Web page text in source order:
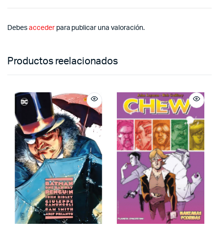
Debes accederpara publicar una valoración.
Productos reelacionados